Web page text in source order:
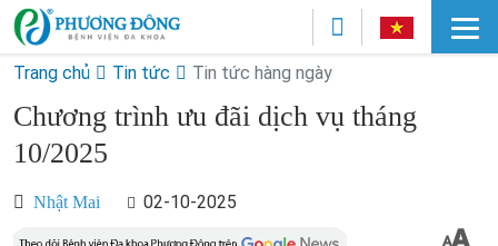
Trang chủ Tin tức Tin tức hàng ngày
Chương trình ưu đãi dịch vụ tháng
10/2025
Nhật Mai 02-10-2025